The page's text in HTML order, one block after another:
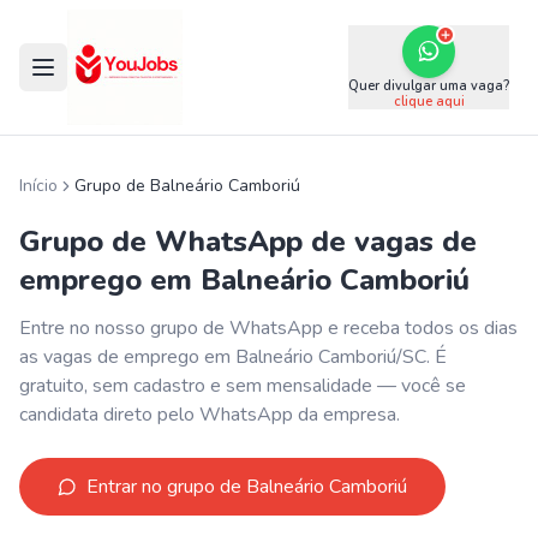
Quer divulgar uma vaga?
clique aqui
Início Grupo de Balneário Camboriú
Grupo de WhatsApp de vagas de
emprego em Balneário Camboriú
Entre no nosso grupo de WhatsApp e receba todos os dias
as vagas de emprego em Balneário Camboriú/SC. É
gratuito, sem cadastro e sem mensalidade — você se
candidata direto pelo WhatsApp da empresa.
Entrar no grupo de Balneário Camboriú